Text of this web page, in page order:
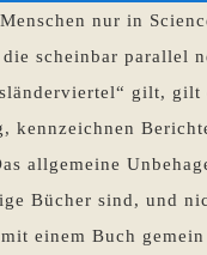
nur in
scheinbar parallel
gilt,
kennzeichnen
allgemeine
Bücher sind, und
einem Buch